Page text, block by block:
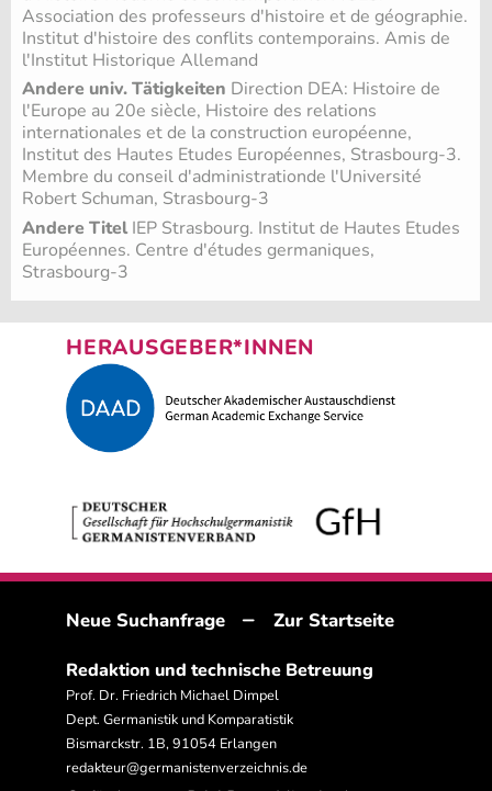
Association des professeurs d'histoire et de géographie.
Institut d'histoire des conflits contemporains. Amis de
l'Institut Historique Allemand
Andere univ. Tätigkeiten Direction DEA: Histoire de
l'Europe au 20e siècle, Histoire des relations
internationales et de la construction européenne,
Institut des Hautes Etudes Européennes, Strasbourg-3.
Membre du conseil d'administrationde l'Université
Robert Schuman, Strasbourg-3
Andere Titel IEP Strasbourg. Institut de Hautes Etudes
Européennes. Centre d'études germaniques,
Strasbourg-3
HERAUSGEBER*INNEN
Neue Suchanfrage – Zur Startseite
Redaktion und technische Betreuung
Prof. Dr. Friedrich Michael Dimpel
Dept. Germanistik und Komparatistik
Bismarckstr. 1B, 91054 Erlangen
redakteur@germanistenverzeichnis.de